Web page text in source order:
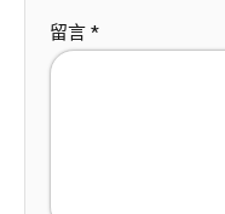
留言 *